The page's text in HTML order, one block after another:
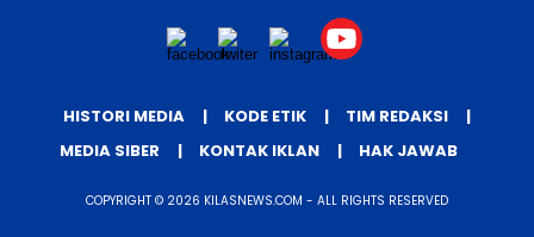
HISTORI MEDIA KODE ETIK
TIM REDAKSI
MEDIA SIBER
KONTAK IKLAN HAK JAWAB
COPYRIGHT © 2026 KILASNEWS.COM - ALL RIGHTS RESERVED